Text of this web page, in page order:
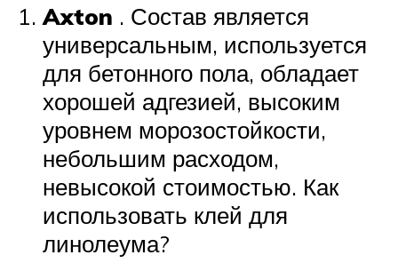
Axton . Состав является
универсальным, используется
для бетонного пола, обладает
хорошей адгезией, высоким
уровнем морозостойкости,
небольшим расходом,
невысокой стоимостью. Как
использовать клей для
линолеума?